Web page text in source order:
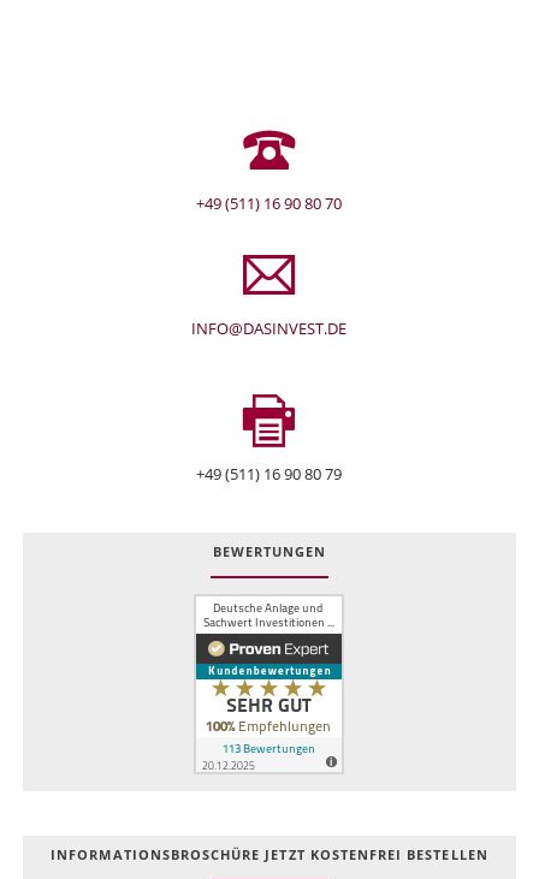
+49 (511) 16 90 80 70
INFO@DASINVEST.DE
+49 (511) 16 90 80 79
BEWERTUNGEN
INFOR­MATIONS­BROSCHÜRE JETZT KOSTEN­FREI BESTELLEN